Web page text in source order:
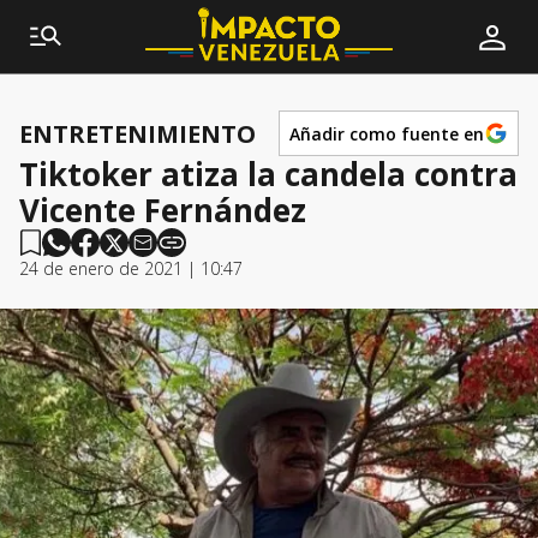
ENTRETENIMIENTO Añadir como fuente en
Tiktoker atiza la candela contra
Vicente Fernández
24 de enero de 2021 | 10:47